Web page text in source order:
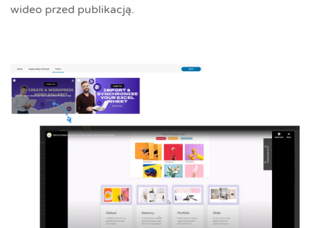
wideo przed publikacją.